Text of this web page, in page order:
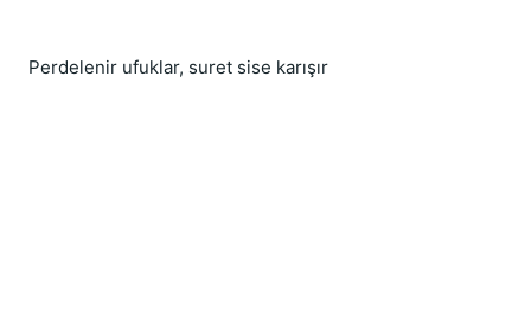
Perdelenir ufuklar, suret sise karışır